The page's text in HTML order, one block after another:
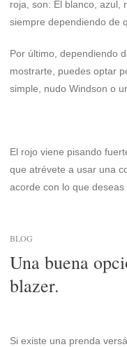
roja, son: El blanco, azul,
siempre dependiendo de
Por último, dependiendo
mostrarte, puedes optar
simple, nudo Windson o
El rojo viene pisando
que atrévete a usar una
acorde con lo que deseas
BLOG
Una buena
blazer.
Si existe una prenda